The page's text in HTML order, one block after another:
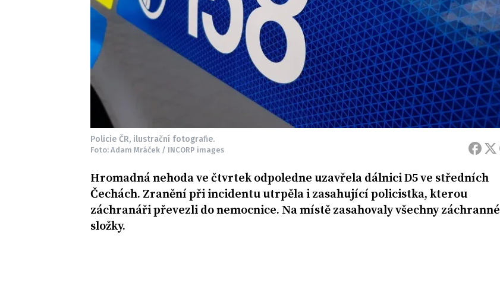
Policie ČR, ilustrační fotografie.
Foto: Adam Mráček / INCORP images
Hromadná nehoda ve čtvrtek odpoledne uzavřela dálnici D5 ve středních
Čechách. Zranění při incidentu utrpěla i zasahující policistka, kterou
záchranáři převezli do nemocnice. Na místě zasahovaly všechny záchranné
složky.